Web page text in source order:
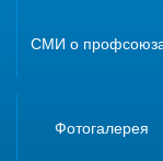
СМИ о
Фотогалерея